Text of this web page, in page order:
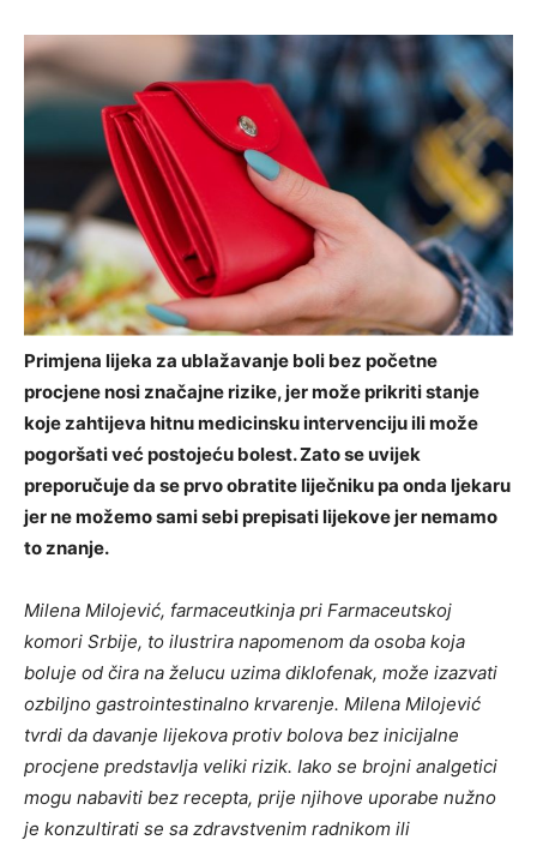
Primjena lijeka za ublažavanje boli bez početne
procjene nosi značajne rizike, jer može prikriti stanje
koje zahtijeva hitnu medicinsku intervenciju ili može
pogoršati već postojeću bolest. Zato se uvijek
preporučuje da se prvo obratite liječniku pa onda ljekaru
jer ne možemo sami sebi prepisati lijekove jer nemamo
to znanje.
Milena Milojević, farmaceutkinja pri Farmaceutskoj
komori Srbije, to ilustrira napomenom da osoba koja
boluje od čira na želucu uzima diklofenak, može izazvati
ozbiljno gastrointestinalno krvarenje. Milena Milojević
tvrdi da davanje lijekova protiv bolova bez inicijalne
procjene predstavlja veliki rizik. Iako se brojni analgetici
mogu nabaviti bez recepta, prije njihove uporabe nužno
je konzultirati se sa zdravstvenim radnikom ili